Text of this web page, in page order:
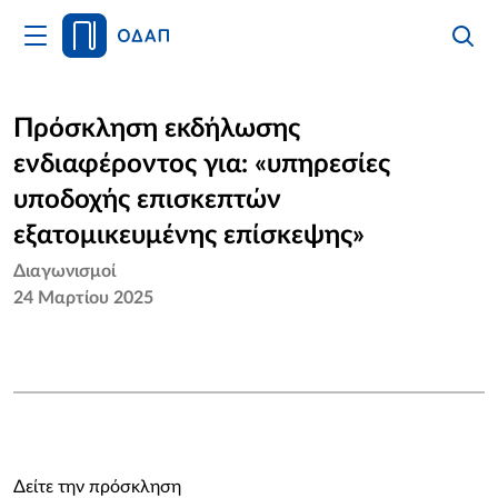
Άνοιγμα
Κυρίως
Αρχική
Οργανισμός
Νέα
Πρόσκληση εκδήλωσης
ενδιαφέροντος για: «υπηρεσίες
υποδοχής επισκεπτών
εξατομικευμένης επίσκεψης»
Διαγωνισμοί
24 Μαρτίου 2025
Δείτε την πρόσκληση